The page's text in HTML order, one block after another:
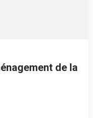
de la